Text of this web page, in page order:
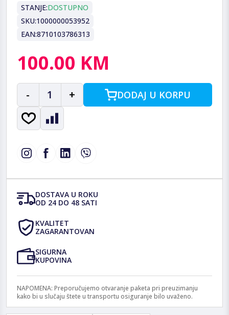
STANJE:DOSTUPNO
SKU:1000000053952
EAN:8710103786313
100.00 KM
- 1 + DODAJ U KORPU
DOSTAVA U ROKU
OD 24 DO 48 SATI
KVALITET
ZAGARANTOVAN
SIGURNA
KUPOVINA
NAPOMENA: Preporučujemo otvaranje paketa pri preuzimanju
kako bi u slučaju štete u transportu osiguranje bilo uvaženo.